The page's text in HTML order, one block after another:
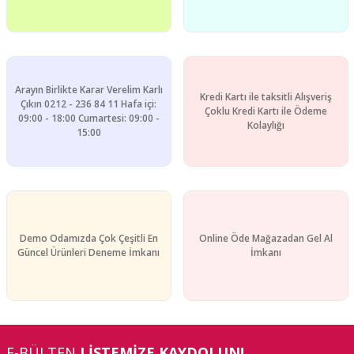
Arayın Birlikte Karar Verelim Karlı
Çıkın 0212 - 236 84 11 Hafa içi:
09:00 - 18:00 Cumartesi: 09:00 -
15:00
Kredi Kartı ile taksitli Alışveriş
Çoklu Kredi Kartı ile Ödeme
Kolaylığı
Demo Odamızda Çok Çeşitli En
Güncel Ürünleri Deneme İmkanı
Online Öde Mağazadan Gel Al
İmkanı